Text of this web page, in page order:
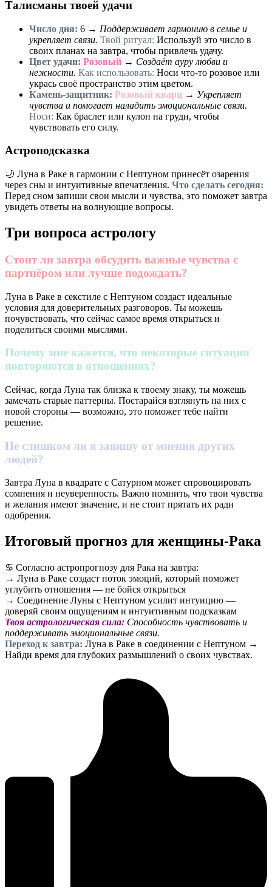
Талисманы твоей удачи
Число дня: 6 → Поддерживает гармонию в семье и
укрепляет связи. Твой ритуал: Используй это число в
своих планах на завтра, чтобы привлечь удачу.
Цвет удачи: Розовый → Создаёт ауру любви и
нежности. Как использовать: Носи что-то розовое или
укрась своё пространство этим цветом.
Камень-защитник: Розовый кварц → Укрепляет
чувства и помогает наладить эмоциональные связи.
Носи: Как браслет или кулон на груди, чтобы
чувствовать его силу.
Астроподсказка
🌙 Луна в Раке в гармонии с Нептуном принесёт озарения
через сны и интуитивные впечатления. Что сделать сегодня:
Перед сном запиши свои мысли и чувства, это поможет завтра
увидеть ответы на волнующие вопросы.
Три вопроса астрологу
Стоит ли завтра обсудить важные чувства с
партнёром или лучше подождать?
Луна в Раке в секстиле с Нептуном создаст идеальные
условия для доверительных разговоров. Ты можешь
почувствовать, что сейчас самое время открыться и
поделиться своими мыслями.
Почему мне кажется, что некоторые ситуации
повторяются в отношениях?
Сейчас, когда Луна так близка к твоему знаку, ты можешь
замечать старые паттерны. Постарайся взглянуть на них с
новой стороны — возможно, это поможет тебе найти
решение.
Не слишком ли я завишу от мнения других
людей?
Завтра Луна в квадрате с Сатурном может спровоцировать
сомнения и неуверенность. Важно помнить, что твои чувства
и желания имеют значение, и не стоит прятать их ради
одобрения.
Итоговый прогноз для женщины-Рака
♋ Согласно астропрогнозу для Рака на завтра:
→ Луна в Раке создаст поток эмоций, который поможет
углубить отношения — не бойся открыться
→ Соединение Луны с Нептуном усилит интуицию —
доверяй своим ощущениям и интуитивным подсказкам
Твоя астрологическая сила: Способность чувствовать и
поддерживать эмоциональные связи.
Переход к завтра: Луна в Раке в соединении с Нептуном →
Найди время для глубоких размышлений о своих чувствах.